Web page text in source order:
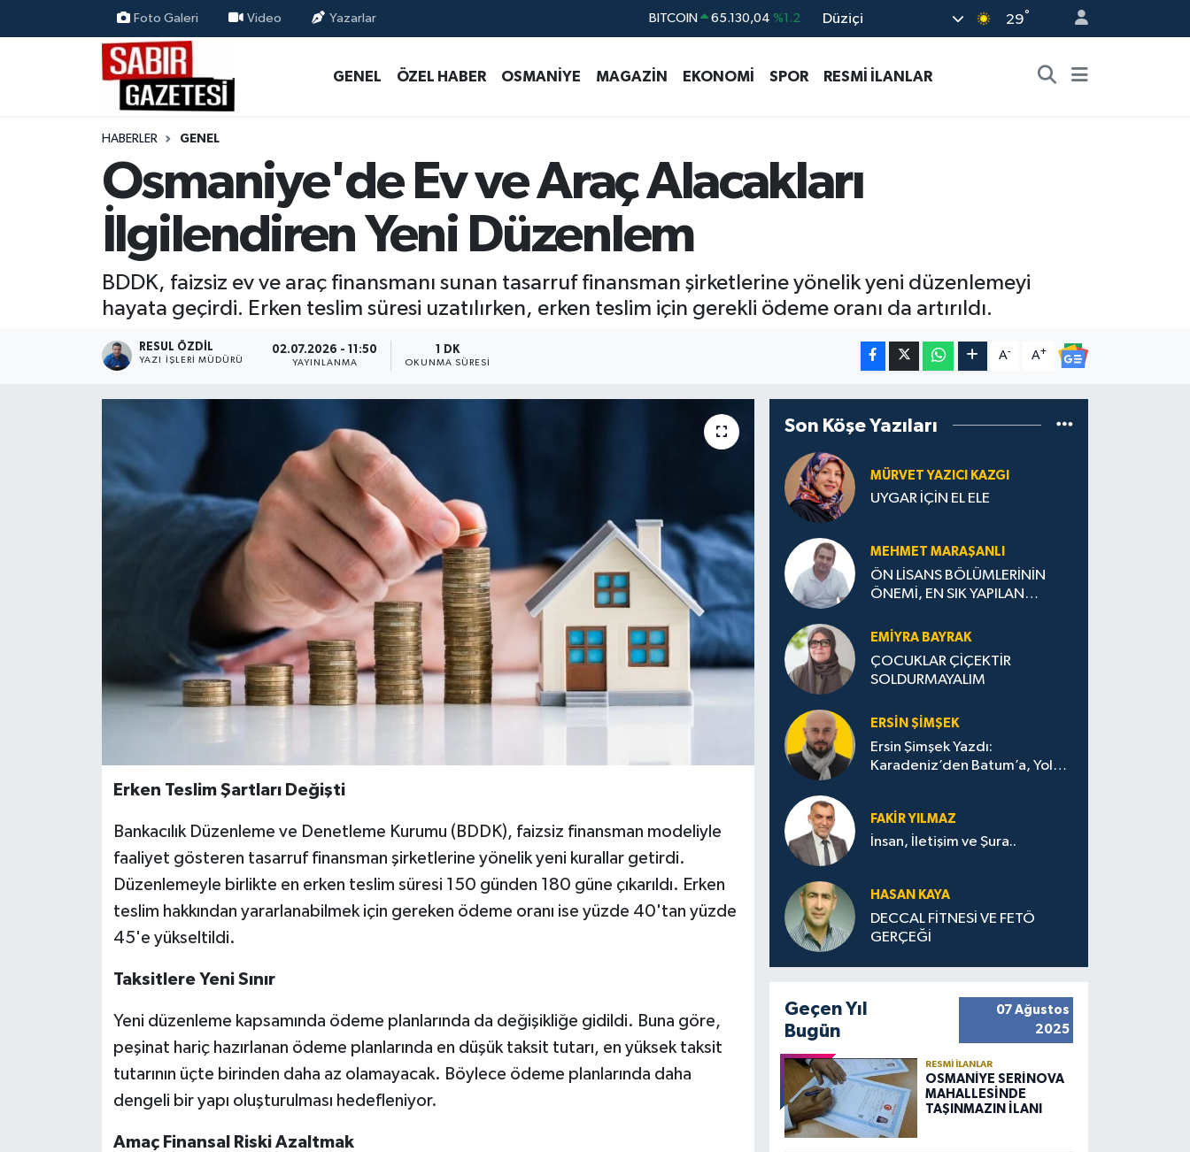
Foto Galeri Video Yazarlar DOLAR 47,7106 %0.17
STERLİN 64,4046 %0.35
BITCOIN 65.130,04 %1.2
Düziçi 29°
GENEL ÖZEL HABER OSMANİYE MAGAZİN EKONOMİ SPOR RESMİ İLANLAR
HABERLER GENEL
Osmaniye'de Ev ve Araç Alacakları
İlgilendiren Yeni Düzenlem
BDDK, faizsiz ev ve araç finansmanı sunan tasarruf finansman şirketlerine yönelik yeni düzenlemeyi
hayata geçirdi. Erken teslim süresi uzatılırken, erken teslim için gerekli ödeme oranı da artırıldı.
RESUL ÖZDIL
YAZI İŞLERI MÜDÜRÜ
02.07.2026 - 11:50
YAYINLANMA
1 DK
OKUNMA SÜRESI
A- A+
Erken Teslim Şartları Değişti
Bankacılık Düzenleme ve Denetleme Kurumu (BDDK), faizsiz finansman modeliyle
faaliyet gösteren tasarruf finansman şirketlerine yönelik yeni kurallar getirdi.
Düzenlemeyle birlikte en erken teslim süresi 150 günden 180 güne çıkarıldı. Erken
teslim hakkından yararlanabilmek için gereken ödeme oranı ise yüzde 40'tan yüzde
45'e yükseltildi.
Taksitlere Yeni Sınır
Yeni düzenleme kapsamında ödeme planlarında da değişikliğe gidildi. Buna göre,
peşinat hariç hazırlanan ödeme planlarında en düşük taksit tutarı, en yüksek taksit
tutarının üçte birinden daha az olamayacak. Böylece ödeme planlarında daha
dengeli bir yapı oluşturulması hedefleniyor.
Amaç Finansal Riski Azaltmak
Son Köşe Yazıları
MÜRVET YAZICI KAZGI
UYGAR İÇİN EL ELE
MEHMET MARAŞANLI
ÖN LİSANS BÖLÜMLERİNİN
ÖNEMİ, EN SIK YAPILAN
STRATEJİLERİ
EMIYRA BAYRAK
ÇOCUKLAR ÇİÇEKTİR
SOLDURMAYALIM
ERSIN ŞIMŞEK
Ersin Şimşek Yazdı:
Karadeniz’den Batum’a, Yolun
FAKIR YILMAZ
İnsan, İletişim ve Şura..
HASAN KAYA
DECCAL FİTNESİ VE FETÖ
GERÇEĞİ
Geçen Yıl
Bugün
07 Ağustos
2025
RESMI İLANLAR
OSMANİYE SERİNOVA
MAHALLESİNDE
TAŞINMAZIN İLANI
ÖZEL HABER
MAGAZİN
RESMİ İLANLAR
Osmaniye Nöbetçi Eczaneler
Osmaniye Hava Durumu
Osmaniye Trafik Yoğunluk Haritası
Süper Lig Puan Durumu ve Fikstür
Tüm Manşetler
Son Dakika Haberleri
Haber Arşivi